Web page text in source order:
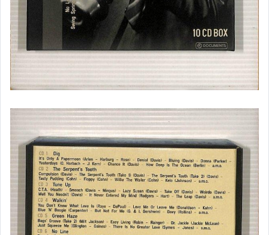
日本流行音樂女歌手
日本流行音樂團體
客家.原住民
聖誕.新年
懷念國語老歌
日本演歌
新世紀音樂